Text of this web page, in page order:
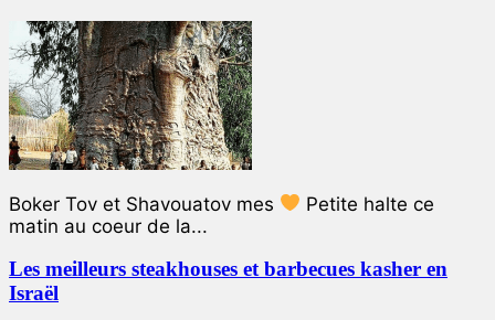
Boker Tov et Shavouatov mes
Petite halte ce
matin au coeur de la...
Les meilleurs steakhouses et barbecues kasher en
Israël